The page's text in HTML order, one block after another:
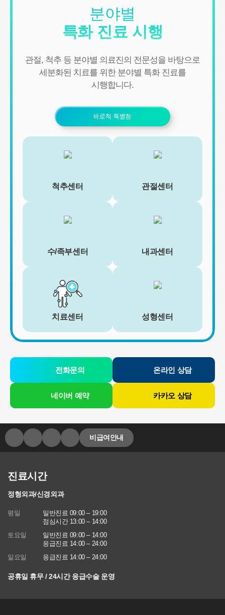
분야별
특화 진료 시행
관절, 척추 등 분야별 의료진의 전문성을 바탕으로
세분화된 치료를 위한 분야별 특화 진료를
시행합니다.
바로척 특별함
척추센터 관절센터
수/족부센터 내과센터
치료센터 성형센터
전화문의 온라인 상담
네이버 예약 카카오 상담
비급여안내
진료시간
정형외과/신경외과
평일
일반진료 09:00 – 19:00
점심시간 13:00 – 14:00
토요일
일반진료 09:00 – 14:00
응급진료 14:00 – 24:00
일요일
응급진료 14:00 – 24:00
공휴일 휴무 / 24시간 응급수술 운영